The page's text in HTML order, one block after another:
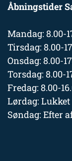
Åbningstider
Mandag: 8.00-
Tirsdag: 8.00-
Onsdag: 8.00-
Torsdag: 8.00-
Fredag: 8.00-
Lørdag: Lukket
Søndag: Efter